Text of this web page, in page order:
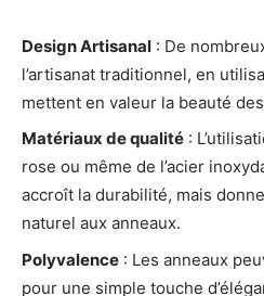
Design Artisanal : De
l’artisanat traditionnel, en
mettent en valeur la beauté
Matériaux de qualité :
rose ou même de l’acier
accroît la durabilité, mais
naturel aux anneaux.
Polyvalence : Les anneaux
pour une simple touche